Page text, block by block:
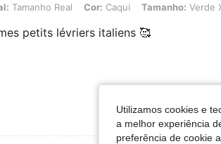
Real, Cor: Caqui, Tamanho: Verde XL
Tamanho Real Cor: Caqui Tamanho: Verde
petits lévriers italiens 🥰
Utilizamos cookies e
a melhor experiência
preferência de cookie